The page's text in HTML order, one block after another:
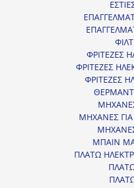
ΦΡΙΤΕΖΕΣ
ΦΡΙΤΕΖΕΣ
ΦΡΙΤΕΖΕΣ
ΜΗΧΑΝΕΣ ΓΙΑ
ΜΠΑΙΝ
ΠΛΑΤΩ